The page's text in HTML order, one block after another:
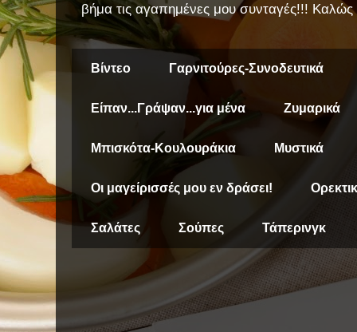
βήμα τις αγαπημένες μου συνταγές!!! Καλώς
Βίντεο Γαρνιτούρες-Συνοδευτικά
Είπαν...Γράψαν...για μένα Ζυμαρικά
Μπισκότα-Κουλουράκια Μυστικά
Οι μαγείρισσές μου εν δράσει!
Σαλάτες Σούπες Τάπερινγκ